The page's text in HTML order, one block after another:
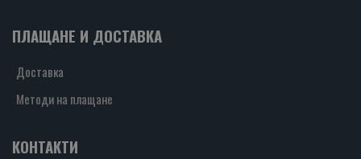
ПЛАЩАНЕ И ДОСТАВКА
Доставка
Методи на плащане
КОНТАКТИ